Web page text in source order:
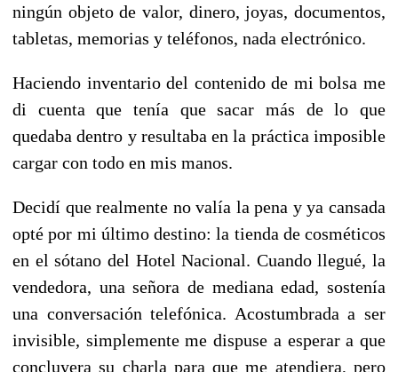
ningún objeto de valor, dinero, joyas, documentos,
tabletas, memorias y teléfonos, nada electrónico.
Haciendo inventario del contenido de mi bolsa me
di cuenta que tenía que sacar más de lo que
quedaba dentro y resultaba en la práctica imposible
cargar con todo en mis manos.
Decidí que realmente no valía la pena y ya cansada
opté por mi último destino: la tienda de cosméticos
en el sótano del Hotel Nacional. Cuando llegué, la
vendedora, una señora de mediana edad, sostenía
una conversación telefónica. Acostumbrada a ser
invisible, simplemente me dispuse a esperar a que
concluyera su charla para que me atendiera, pero